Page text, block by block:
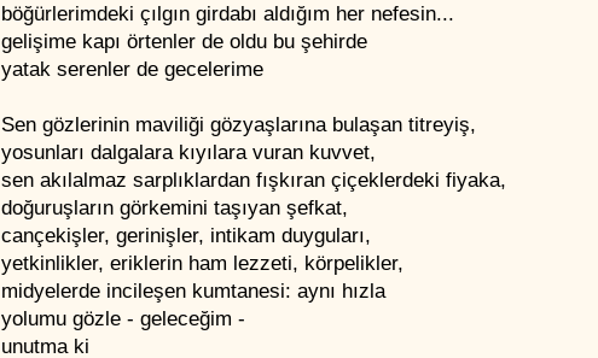
böğürlerimdeki çılgın girdabı aldığım her nefesin...
gelişime kapı örtenler de oldu bu şehirde
yatak serenler de gecelerime
Sen gözlerinin maviliği gözyaşlarına bulaşan titreyiş,
yosunları dalgalara kıyılara vuran kuvvet,
sen akılalmaz sarplıklardan fışkıran çiçeklerdeki fiyaka,
doğuruşların görkemini taşıyan şefkat,
cançekişler, gerinişler, intikam duyguları,
yetkinlikler, eriklerin ham lezzeti, körpelikler,
midyelerde incileşen kumtanesi: aynı hızla
yolumu gözle - geleceğim -
unutma ki